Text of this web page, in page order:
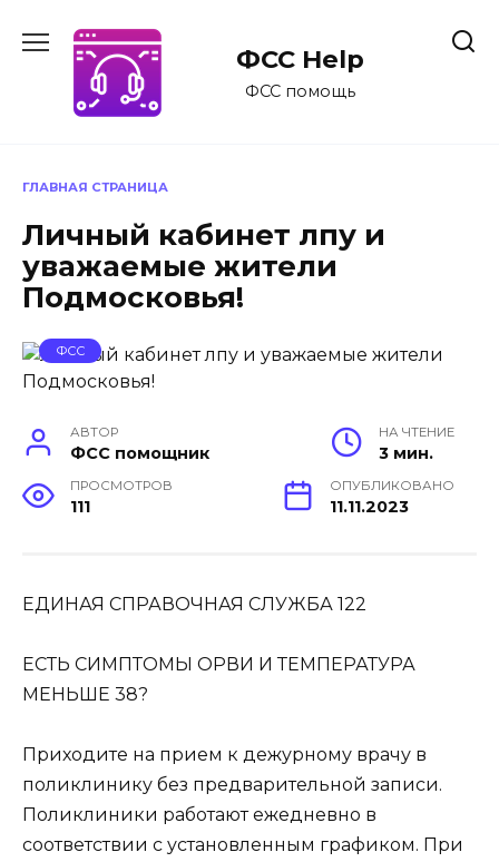
содержанию
ФСС Help
ФСС помощь
ГЛАВНАЯ СТРАНИЦА
Личный кабинет лпу и
уважаемые жители
Подмосковья!
ФСС
АВТОР
ФСС помощник
НА ЧТЕНИЕ
3 мин.
ПРОСМОТРОВ
111
ОПУБЛИКОВАНО
11.11.2023
ЕДИНАЯ СПРАВОЧНАЯ СЛУЖБА 122
ЕСТЬ СИМПТОМЫ ОРВИ И ТЕМПЕРАТУРА
МЕНЬШЕ 38?
Приходите на прием к дежурному врачу в
поликлинику без предварительной записи.
Поликлиники работают ежедневно в
соответствии с установленным графиком. При